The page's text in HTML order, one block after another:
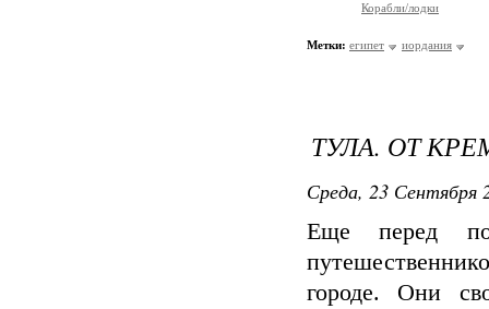
Корабли/лодки
Метки: египет иордания
ТУЛА. ОТ
Среда, 23 Сентября
Еще перед
городе. Они